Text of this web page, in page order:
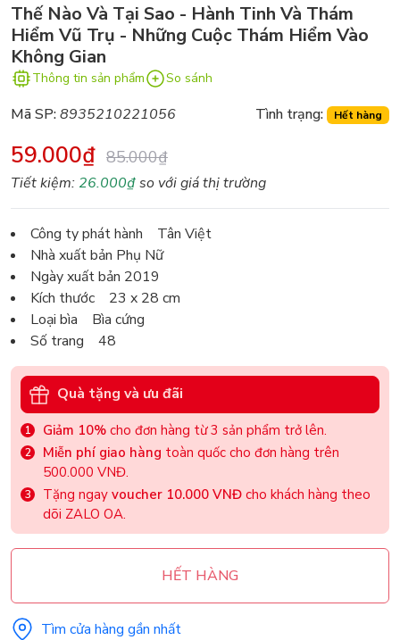
Thế Nào Và Tại Sao - Hành Tinh Và Thám
Hiểm Vũ Trụ - Những Cuộc Thám Hiểm Vào
Không Gian
Thông tin sản phẩm So sánh
Mã SP:8935210221056 Tình trạng: Hết hàng
59.000₫ 85.000₫
Tiết kiệm: 26.000₫so với giá thị trường
Công ty phát hành Tân Việt
Nhà xuất bản Phụ Nữ
Ngày xuất bản 2019
Kích thước 23 x 28 cm
Loại bìa Bìa cứng
Số trang 48
Quà tặng và ưu đãi
Giảm 10% cho đơn hàng từ 3 sản phẩm trở lên.
Miễn phí giao hàng toàn quốc cho đơn hàng trên
500.000 VNĐ.
Tặng ngay voucher 10.000 VNĐ cho khách hàng theo
dõi ZALO OA.
HẾT HÀNG
Tìm cửa hàng gần nhất